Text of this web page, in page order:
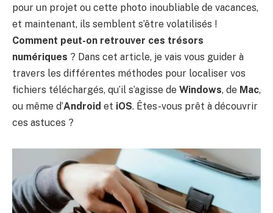
pour un projet ou cette photo inoubliable de vacances,
et maintenant, ils semblent s’être volatilisés !
Comment peut-on retrouver ces trésors
numériques ? Dans cet article, je vais vous guider à
travers les différentes méthodes pour localiser vos
fichiers téléchargés, qu’il s’agisse de Windows, de Mac,
ou même d’Android et iOS. Êtes-vous prêt à découvrir
ces astuces ?